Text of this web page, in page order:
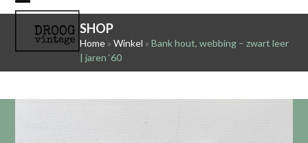
Skip
content
Open
mobile
Close
mobile
SHOP
Home» Winkel » Bank hout, webbing – zwart leer
| jaren ‘60